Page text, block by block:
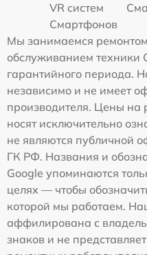
VR систем
Смартфонов
Мы занимаемся
обслуживанием техники
гарантийного периода.
независимо и не имеет
производителя. Цены на
носят исключительно
не являются публичной
ГК РФ. Названия и
Google упоминаются
целях — чтобы
которой мы работаем.
аффилирована с
знаков и не